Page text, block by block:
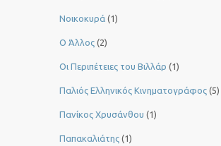
Νοικοκυρά (1)
Ο Άλλος (2)
Οι Περιπέτειες του Βιλλάρ (1)
Παλιός Ελληνικός Κινηματογράφος (5)
Πανίκος Χρυσάνθου (1)
Παπακαλιάτης (1)